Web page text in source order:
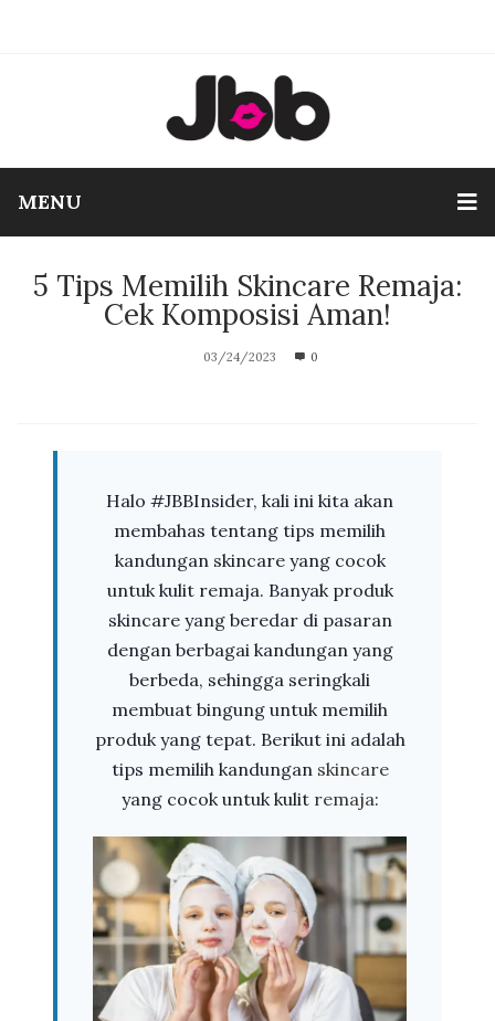
MENU
5 Tips Memilih Skincare Remaja:
Cek Komposisi Aman!
03/24/2023 0
Halo #JBBInsider, kali ini kita akan
membahas tentang tips memilih
kandungan skincare yang cocok
untuk kulit remaja. Banyak produk
skincare yang beredar di pasaran
dengan berbagai kandungan yang
berbeda, sehingga seringkali
membuat bingung untuk memilih
produk yang tepat. Berikut ini adalah
tips memilih kandungan skincare
yang cocok untuk kulit remaja: